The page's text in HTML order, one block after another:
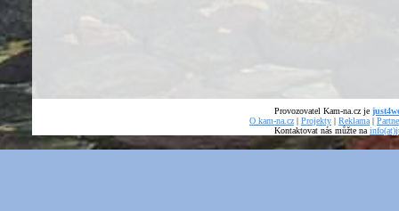
Provozovatel Kam-na.cz je
O kam-na.cz | Projekty | Reklama |
Kontaktovat nás můžte na